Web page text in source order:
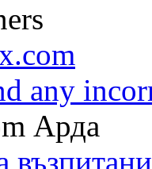
any
Арда